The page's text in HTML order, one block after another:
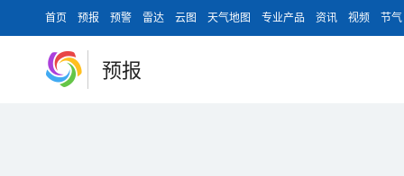
首页 预报 预警 雷达 云图 天气地图 专业产品 资讯 视频 节气
预报